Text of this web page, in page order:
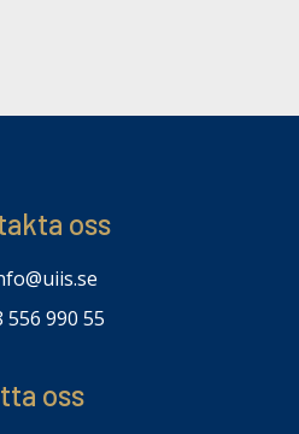
oss
556 990 55
oss